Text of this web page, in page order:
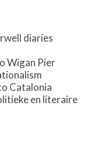
diaries
Wigan Pier
Catalonia
en literaire